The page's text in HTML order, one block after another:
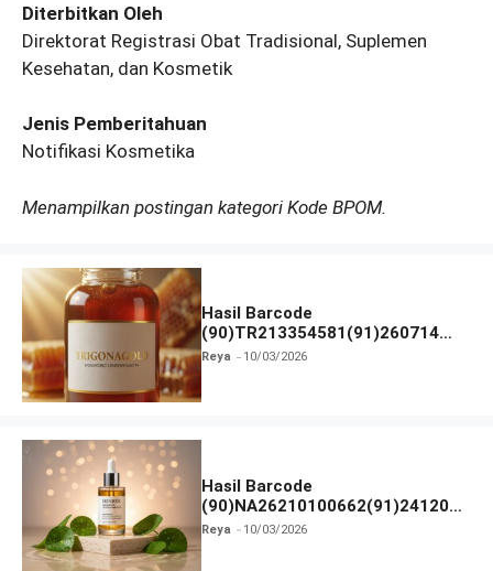
Diterbitkan Oleh
Direktorat Registrasi Obat Tradisional, Suplemen
Kesehatan, dan Kosmetik
Jenis Pemberitahuan
Notifikasi Kosmetika
Menampilkan postingan kategori Kode BPOM.
Hasil Barcode
(90)TR213354581(91)260714
dan Izin BPOM
Reya 10/03/2026
Hasil Barcode
(90)NA26210100662(91)241203
dan Izin BPOM
Reya 10/03/2026